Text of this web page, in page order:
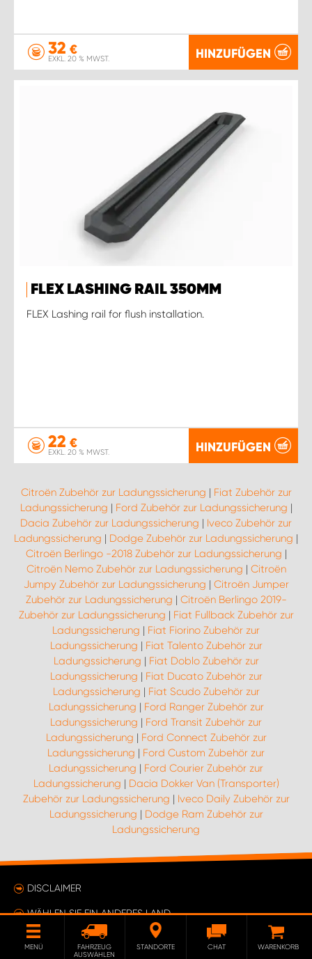
32 €
EXKL. 20 % MWST. HINZUFÜGEN
FLEX LASHING RAIL 350MM
FLEX Lashing rail for flush installation.
22 €
EXKL. 20 % MWST. HINZUFÜGEN
Citroën Zubehör zur Ladungssicherung | Fiat Zubehör zur
Ladungssicherung | Ford Zubehör zur Ladungssicherung |
Dacia Zubehör zur Ladungssicherung | Iveco Zubehör zur
Ladungssicherung | Dodge Zubehör zur Ladungssicherung |
Citroën Berlingo -2018 Zubehör zur Ladungssicherung |
Citroën Nemo Zubehör zur Ladungssicherung | Citroën
Jumpy Zubehör zur Ladungssicherung | Citroën Jumper
Zubehör zur Ladungssicherung | Citroën Berlingo 2019-
Zubehör zur Ladungssicherung | Fiat Fullback Zubehör zur
Ladungssicherung | Fiat Fiorino Zubehör zur
Ladungssicherung | Fiat Talento Zubehör zur
Ladungssicherung | Fiat Doblo Zubehör zur
Ladungssicherung | Fiat Ducato Zubehör zur
Ladungssicherung | Fiat Scudo Zubehör zur
Ladungssicherung | Ford Ranger Zubehör zur
Ladungssicherung | Ford Transit Zubehör zur
Ladungssicherung | Ford Connect Zubehör zur
Ladungssicherung | Ford Custom Zubehör zur
Ladungssicherung | Ford Courier Zubehör zur
Ladungssicherung | Dacia Dokker Van (Transporter)
Zubehör zur Ladungssicherung | Iveco Daily Zubehör zur
Ladungssicherung | Dodge Ram Zubehör zur
Ladungssicherung
DISCLAIMER
WÄHLEN SIE EIN ANDERES LAND
EINKAUFSBEDINGUNGEN
MENÜ
FAHRZEUG
AUSWÄHLEN
STANDORTE CHAT WARENKORB